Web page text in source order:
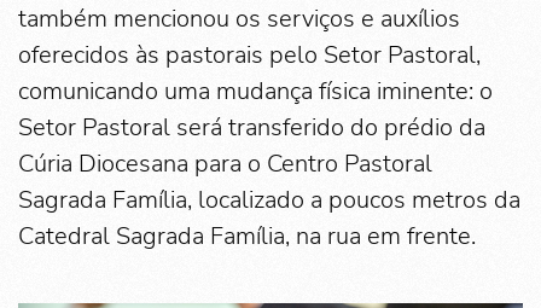
também mencionou os serviços e auxílios
oferecidos às pastorais pelo Setor Pastoral,
comunicando uma mudança física iminente: o
Setor Pastoral será transferido do prédio da
Cúria Diocesana para o Centro Pastoral
Sagrada Família, localizado a poucos metros da
Catedral Sagrada Família, na rua em frente.